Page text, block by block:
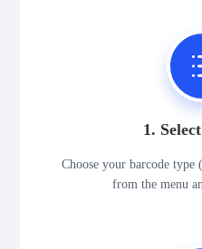
1.
Choose your barcode
from the menu